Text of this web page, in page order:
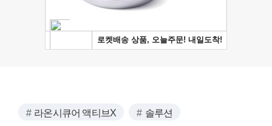
라온시큐어 액티브X 솔루션